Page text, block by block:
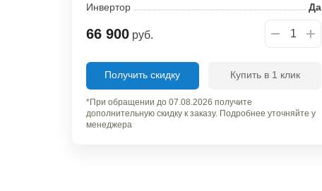
Инвертор
Да
66 900 руб.
Получить скидку Купить в 1 клик
*При обращении до 07.08.2026 получите
дополнительную скидку к заказу. Подробнее уточняйте у
менеджера